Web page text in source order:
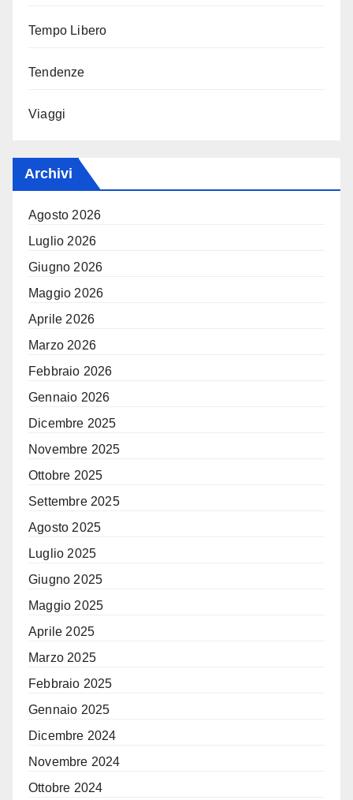
Tempo Libero
Tendenze
Viaggi
Archivi
Agosto 2026
Luglio 2026
Giugno 2026
Maggio 2026
Aprile 2026
Marzo 2026
Febbraio 2026
Gennaio 2026
Dicembre 2025
Novembre 2025
Ottobre 2025
Settembre 2025
Agosto 2025
Luglio 2025
Giugno 2025
Maggio 2025
Aprile 2025
Marzo 2025
Febbraio 2025
Gennaio 2025
Dicembre 2024
Novembre 2024
Ottobre 2024